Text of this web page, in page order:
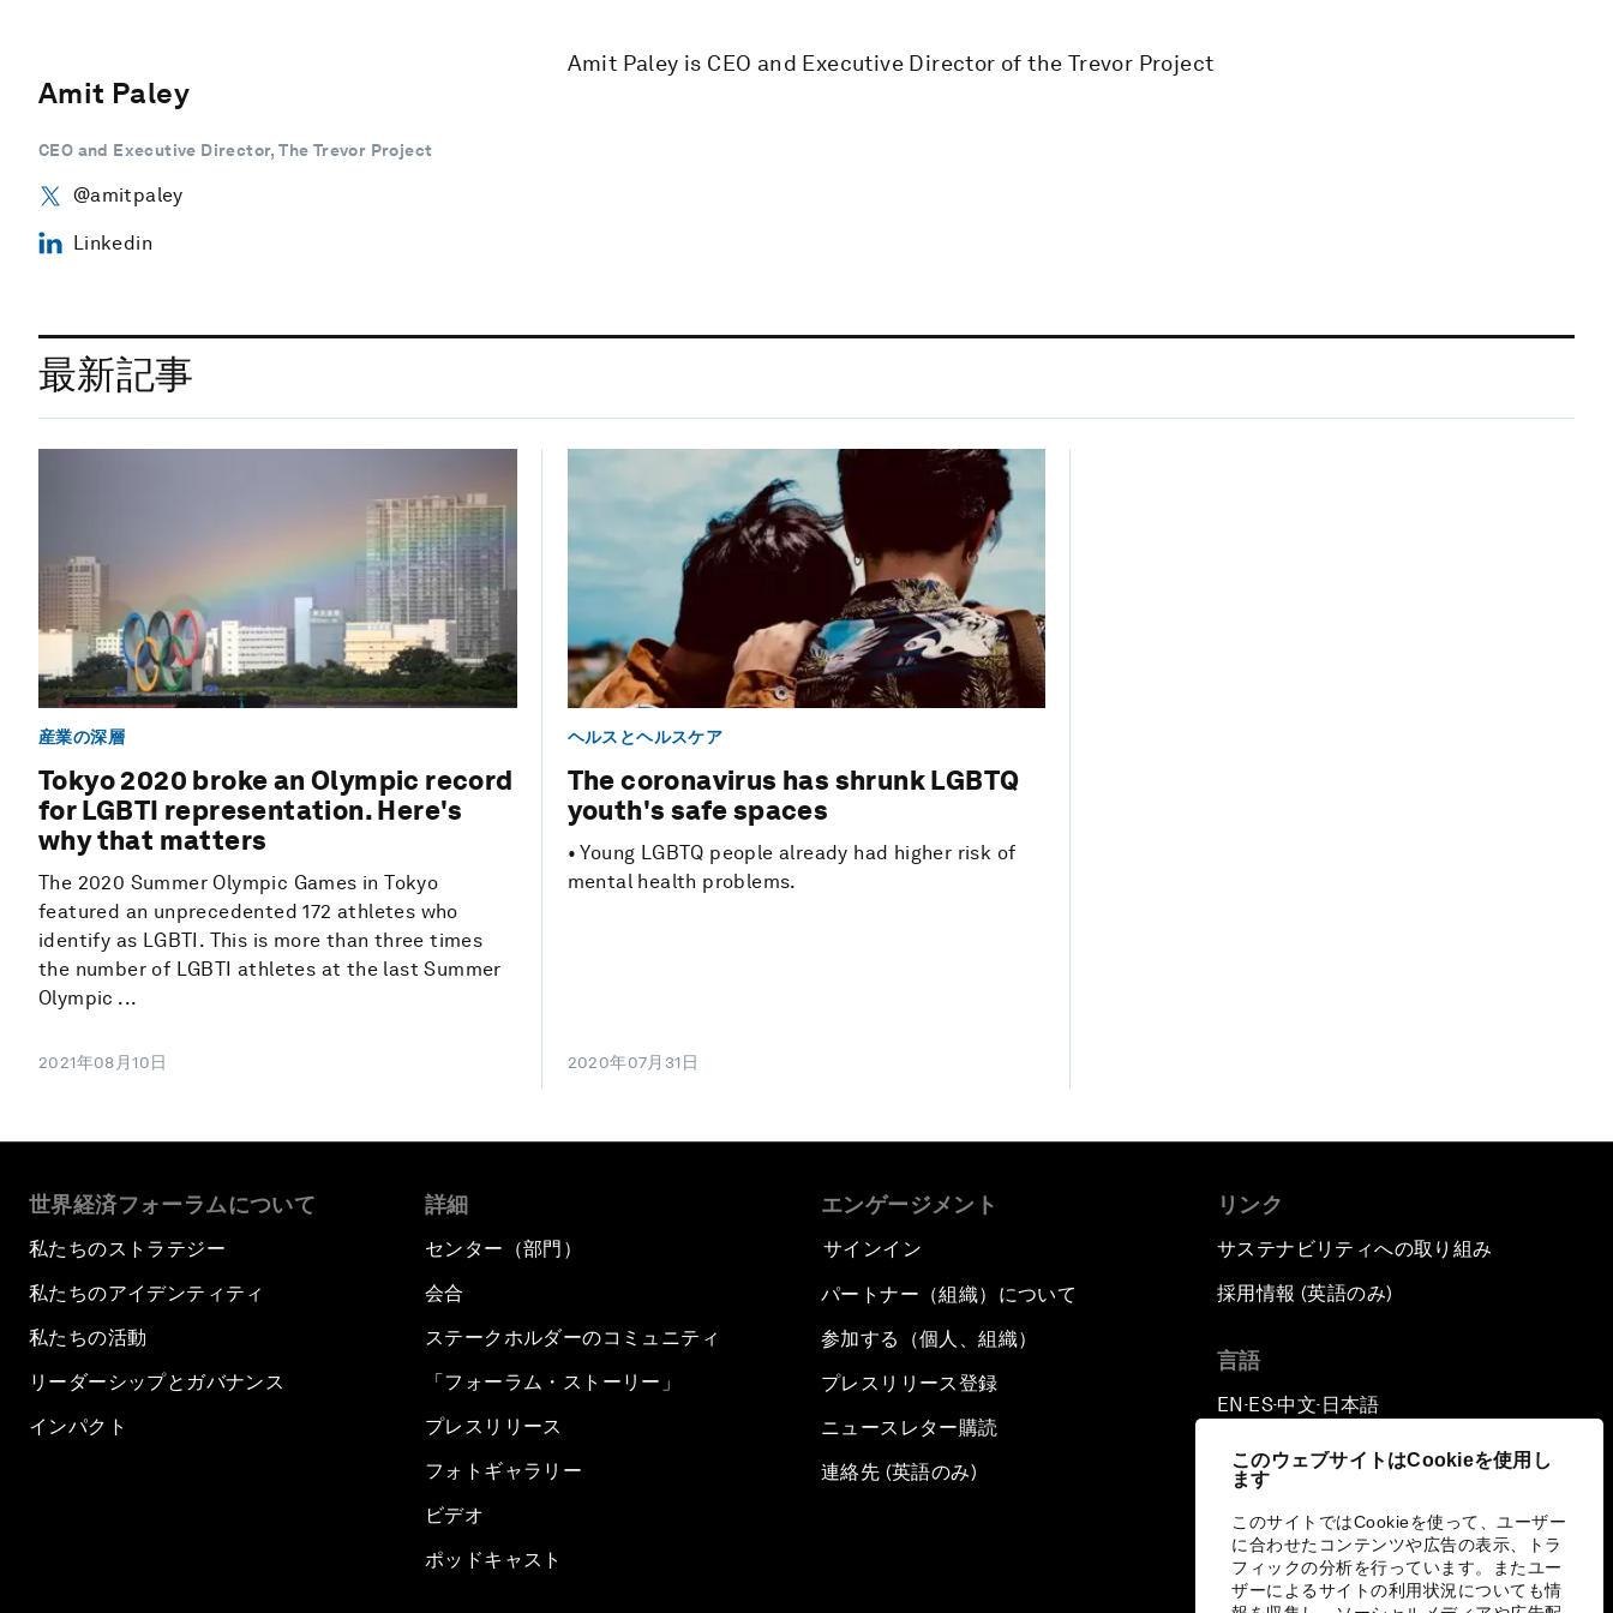
このウェブサイトはCookieを使用し
ます
このサイトではCookieを使って、ユーザー
に合わせたコンテンツや広告の表示、トラ
フィックの分析を行っています。またユー
ザーによるサイトの利用状況についても情
Amit Paley
CEO and Executive Director, The Trevor Project
@amitpaley
Linkedin
Amit Paley is CEO and Executive Director of the Trevor Project
最新記事
産業の深層
Tokyo 2020 broke an Olympic record
for LGBTI representation. Here's
why that matters
The 2020 Summer Olympic Games in Tokyo
featured an unprecedented 172 athletes who
identify as LGBTI. This is more than three times
the number of LGBTI athletes at the last Summer
Olympic ...
2021年08月10日
ヘルスとヘルスケア
The coronavirus has shrunk LGBTQ
youth's safe spaces
• Young LGBTQ people already had higher risk of
mental health problems.
2020年07月31日
世界経済フォーラムについて
私たちのストラテジー
私たちのアイデンティティ
私たちの活動
リーダーシップとガバナンス
インパクト
詳細
センター（部門）
会合
ステークホルダーのコミュニティ
「フォーラム・ストーリー」
プレスリリース
フォトギャラリー
ビデオ
ポッドキャスト
エンゲージメント
サインイン
パートナー（組織）について
参加する（個人、組織）
プレスリリース登録
ニュースレター購読
連絡先 (英語のみ)
リンク
サステナビリティへの取り組み
採用情報 (英語のみ)
言語
EN ▪ ES▪中文▪ 日本語